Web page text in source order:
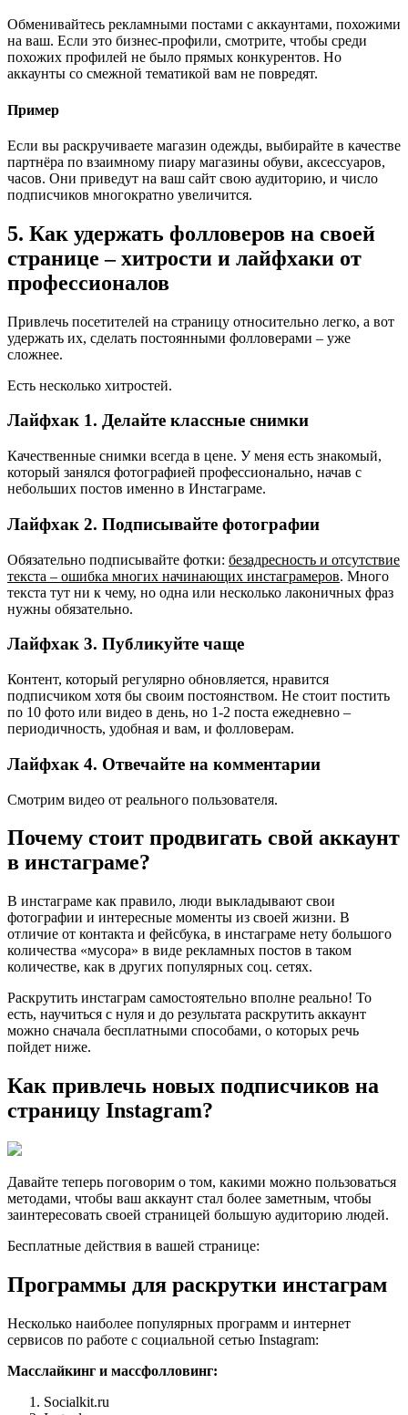
Обменивайтесь рекламными постами с аккаунтами, похожими
на ваш. Если это бизнес-профили, смотрите, чтобы среди
похожих профилей не было прямых конкурентов. Но
аккаунты со смежной тематикой вам не повредят.
Пример
Если вы раскручиваете магазин одежды, выбирайте в качестве
партнёра по взаимному пиару магазины обуви, аксессуаров,
часов. Они приведут на ваш сайт свою аудиторию, и число
подписчиков многократно увеличится.
5. Как удержать фолловеров на своей
странице – хитрости и лайфхаки от
профессионалов
Привлечь посетителей на страницу относительно легко, а вот
удержать их, сделать постоянными фолловерами – уже
сложнее.
Есть несколько хитростей.
Лайфхак 1. Делайте классные снимки
Качественные снимки всегда в цене. У меня есть знакомый,
который занялся фотографией профессионально, начав с
небольших постов именно в Инстаграме.
Лайфхак 2. Подписывайте фотографии
Обязательно подписывайте фотки: безадресность и отсутствие
текста – ошибка многих начинающих инстаграмеров. Много
текста тут ни к чему, но одна или несколько лаконичных фраз
нужны обязательно.
Лайфхак 3. Публикуйте чаще
Контент, который регулярно обновляется, нравится
подписчиком хотя бы своим постоянством. Не стоит постить
по 10 фото или видео в день, но 1-2 поста ежедневно –
периодичность, удобная и вам, и фолловерам.
Лайфхак 4. Отвечайте на комментарии
Смотрим видео от реального пользователя.
Почему стоит продвигать свой аккаунт
в инстаграме?
В инстаграме как правило, люди выкладывают свои
фотографии и интересные моменты из своей жизни. В
отличие от контакта и фейсбука, в инстаграме нету большого
количества «мусора» в виде рекламных постов в таком
количестве, как в других популярных соц. сетях.
Раскрутить инстаграм самостоятельно вполне реально! То
есть, научиться с нуля и до результата раскрутить аккаунт
можно сначала бесплатными способами, о которых речь
пойдет ниже.
Как привлечь новых подписчиков на
страницу Instagram?
Давайте теперь поговорим о том, какими можно пользоваться
методами, чтобы ваш аккаунт стал более заметным, чтобы
заинтересовать своей страницей большую аудиторию людей.
Бесплатные действия в вашей странице:
Программы для раскрутки инстаграм
Несколько наиболее популярных программ и интернет
сервисов по работе с социальной сетью Instagram:
Масслайкинг и массфолловинг:
Socialkit.ru